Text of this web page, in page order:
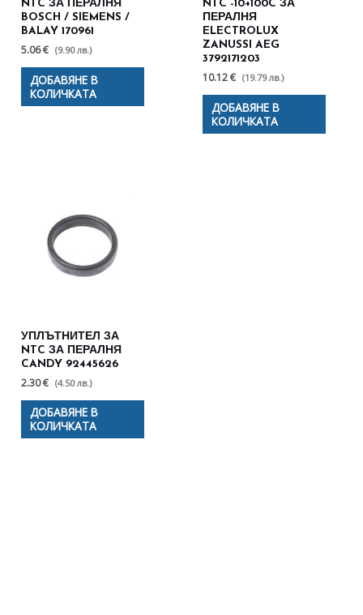
NTC ЗА ПЕРАЛНЯ
BOSCH / SIEMENS /
BALAY 170961
5.06 € (9.90 лв.)
ДОБАВЯНЕ В
КОЛИЧКАТА
NTC -10+100C ЗА
ПЕРАЛНЯ
ELECTROLUX
ZANUSSI AEG
3792171203
10.12 € (19.79 лв.)
ДОБАВЯНЕ В
КОЛИЧКАТА
УПЛЪТНИТЕЛ ЗА
NTC ЗА ПЕРАЛНЯ
CANDY 92445626
2.30 € (4.50 лв.)
ДОБАВЯНЕ В
КОЛИЧКАТА